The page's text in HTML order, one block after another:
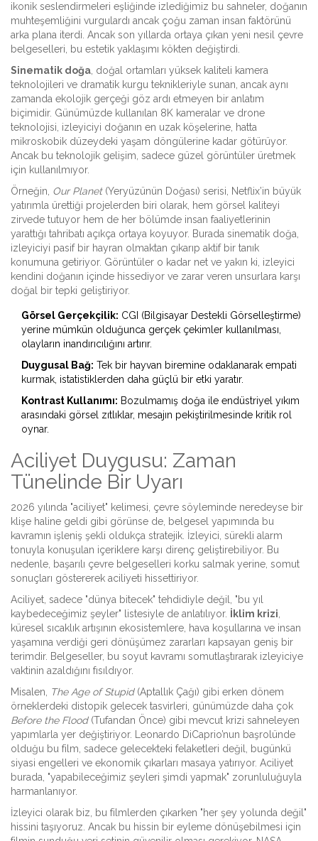
ikonik seslendirmeleri eşliğinde izlediğimiz bu sahneler, doğanın
muhteşemliğini vurgulardı ancak çoğu zaman insan faktörünü
arka plana iterdi. Ancak son yıllarda ortaya çıkan yeni nesil çevre
belgeselleri, bu estetik yaklaşımı kökten değiştirdi.
Sinematik doğa doğal ortamları yüksek kaliteli kamera
teknolojileri ve dramatik kurgu teknikleriyle sunan, ancak aynı
zamanda ekolojik gerçeği göz ardı etmeyen bir anlatım
biçimidir. Günümüzde kullanılan 8K kameralar ve drone
teknolojisi, izleyiciyi doğanın en uzak köşelerine, hatta
mikroskobik düzeydeki yaşam döngülerine kadar götürüyor.
Ancak bu teknolojik gelişim, sadece güzel görüntüler üretmek
için kullanılmıyor.
Örneğin, Our Planet(Yeryüzünün Doğası) serisi, Netflix’in büyük
yatırımla ürettiği projelerden biri olarak, hem görsel kaliteyi
zirvede tutuyor hem de her bölümde insan faaliyetlerinin
yarattığı tahribatı açıkça ortaya koyuyor. Burada sinematik doğa,
izleyiciyi pasif bir hayran olmaktan çıkarıp aktif bir tanık
konumuna getiriyor. Görüntüler o kadar net ve yakın ki, izleyici
kendini doğanın içinde hissediyor ve zarar veren unsurlara karşı
doğal bir tepki geliştiriyor.
Görsel Gerçekçilik: CGI (Bilgisayar Destekli Görselleştirme)
yerine mümkün olduğunca gerçek çekimler kullanılması,
olayların inandırıcılığını artırır.
Duygusal Bağ: Tek bir hayvan biremine odaklanarak empati
kurmak, istatistiklerden daha güçlü bir etki yaratır.
Kontrast Kullanımı: Bozulmamış doğa ile endüstriyel yıkım
arasındaki görsel zıtlıklar, mesajın pekiştirilmesinde kritik rol
oynar.
Aciliyet Duygusu: Zaman
Tünelinde Bir Uyarı
2026 yılında "aciliyet" kelimesi, çevre söyleminde neredeyse bir
klişe haline geldi gibi görünse de, belgesel yapımında bu
kavramın işleniş şekli oldukça stratejik. İzleyici, sürekli alarm
tonuyla konuşulan içeriklere karşı direnç geliştirebiliyor. Bu
nedenle, başarılı çevre belgeselleri korku salmak yerine, somut
sonuçları göstererek aciliyeti hissettiriyor.
Aciliyet, sadece "dünya bitecek" tehdidiyle değil, "bu yıl
kaybedeceğimiz şeyler" listesiyle de anlatılıyor. İklim krizi
küresel sıcaklık artışının ekosistemlere, hava koşullarına ve insan
yaşamına verdiği geri dönüşümez zararları kapsayan geniş bir
terimdir. Belgeseller, bu soyut kavramı somutlaştırarak izleyiciye
vaktinin azaldığını fısıldıyor.
Misalen,
The Age of Stupid(Aptallık Çağı) gibi erken dönem
örneklerdeki distopik gelecek tasvirleri, günümüzde daha çok
Before the Flood(Tufandan Önce) gibi mevcut krizi sahneleyen
yapımlarla yer değiştiriyor. Leonardo DiCaprio’nun başrolünde
olduğu bu film, sadece gelecekteki felaketleri değil, bugünkü
siyasi engelleri ve ekonomik çıkarları masaya yatırıyor. Aciliyet
burada, "yapabileceğimiz şeyleri şimdi yapmak" zorunluluğuyla
harmanlanıyor.
İzleyici olarak biz, bu filmlerden çıkarken "her şey yolunda değil"
hissini taşıyoruz. Ancak bu hissin bir eyleme dönüşebilmesi için